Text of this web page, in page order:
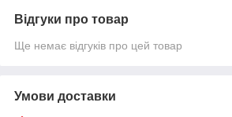
Відгуки про товар
Ще немає відгуків про цей товар
Умови доставки